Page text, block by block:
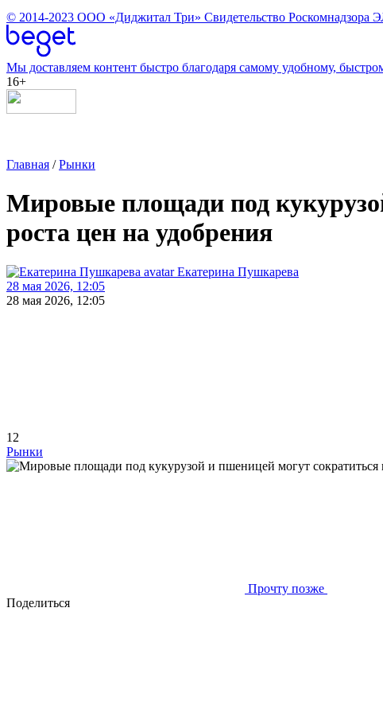
© 2014-2023 ООО «Диджитал Три» Свидетельство
Мы доставляем контент быстро благодаря самому удобному,
16+
Главная /Рынки
Мировые площади под
роста цен на удобрения
Екатерина Пушкарева
28 мая 2026, 12:05
28 мая 2026, 12:05
12
Рынки
Прочту позже
Поделиться